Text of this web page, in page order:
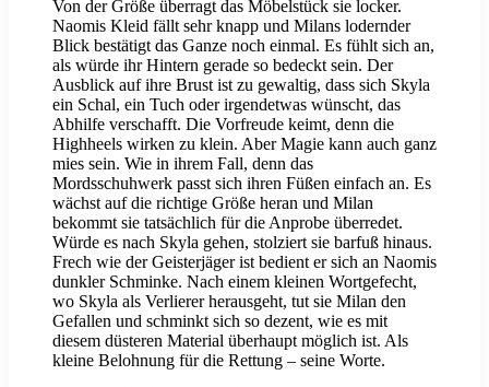
Von der Größe überragt das Möbelstück sie locker.
Naomis Kleid fällt sehr knapp und Milans lodernder
Blick bestätigt das Ganze noch einmal. Es fühlt sich an,
als würde ihr Hintern gerade so bedeckt sein. Der
Ausblick auf ihre Brust ist zu gewaltig, dass sich Skyla
ein Schal, ein Tuch oder irgendetwas wünscht, das
Abhilfe verschafft. Die Vorfreude keimt, denn die
Highheels wirken zu klein. Aber Magie kann auch ganz
mies sein. Wie in ihrem Fall, denn das
Mordsschuhwerk passt sich ihren Füßen einfach an. Es
wächst auf die richtige Größe heran und Milan
bekommt sie tatsächlich für die Anprobe überredet.
Würde es nach Skyla gehen, stolziert sie barfuß hinaus.
Frech wie der Geisterjäger ist bedient er sich an Naomis
dunkler Schminke. Nach einem kleinen Wortgefecht,
wo Skyla als Verlierer herausgeht, tut sie Milan den
Gefallen und schminkt sich so dezent, wie es mit
diesem düsteren Material überhaupt möglich ist. Als
kleine Belohnung für die Rettung – seine Worte.